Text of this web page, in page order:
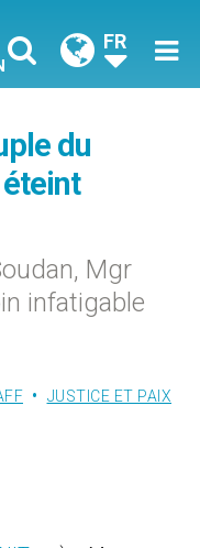
FR
du
éteint
Mgr
infatigable
JUSTICE ET PAIX